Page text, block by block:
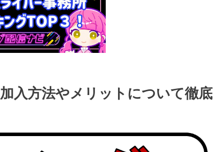
入方法やメリットについて徹底